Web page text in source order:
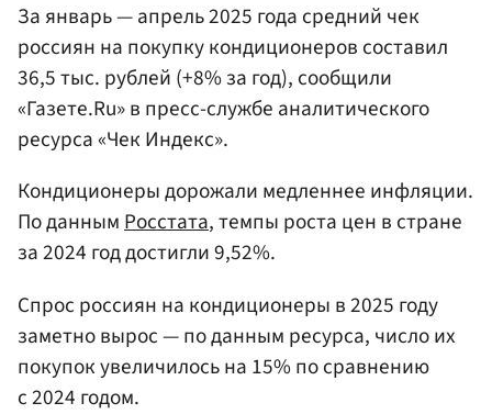
За январь — апрель 2025 года средний чек
россиян на покупку кондиционеров составил
36,5 тыс. рублей (+8% за год), сообщили
«Газете.Ru» в пресс-службе аналитического
ресурса «Чек Индекс».
Кондиционеры дорожали медленнее инфляции.
По даннымРосстата, темпы роста цен в стране
за 2024 год достигли 9,52%.
Спрос россиян на кондиционеры в 2025 году
заметно вырос — по данным ресурса, число их
покупок увеличилось на 15% по сравнению
с 2024 годом.